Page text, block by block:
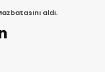
aldı.